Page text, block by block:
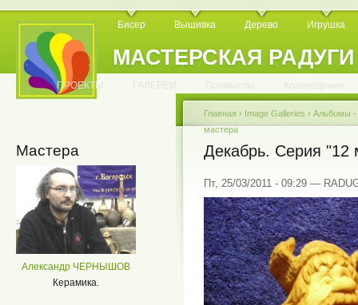
МАСТЕРСКАЯ РАДУГИ
Бисер Вышивка Дерево Игрушка
. . . . . . . . . . .
. ПРОЕКТЫ ГАЛЕРЕИ Промыслы Краеведение
Мастера
Александр ЧЕРНЫШОВ
Керамика.
Главная › Image Galleries › Альбомы
мастера
Декабрь. Серия "12
Пт, 25/03/2011 - 09:29 —